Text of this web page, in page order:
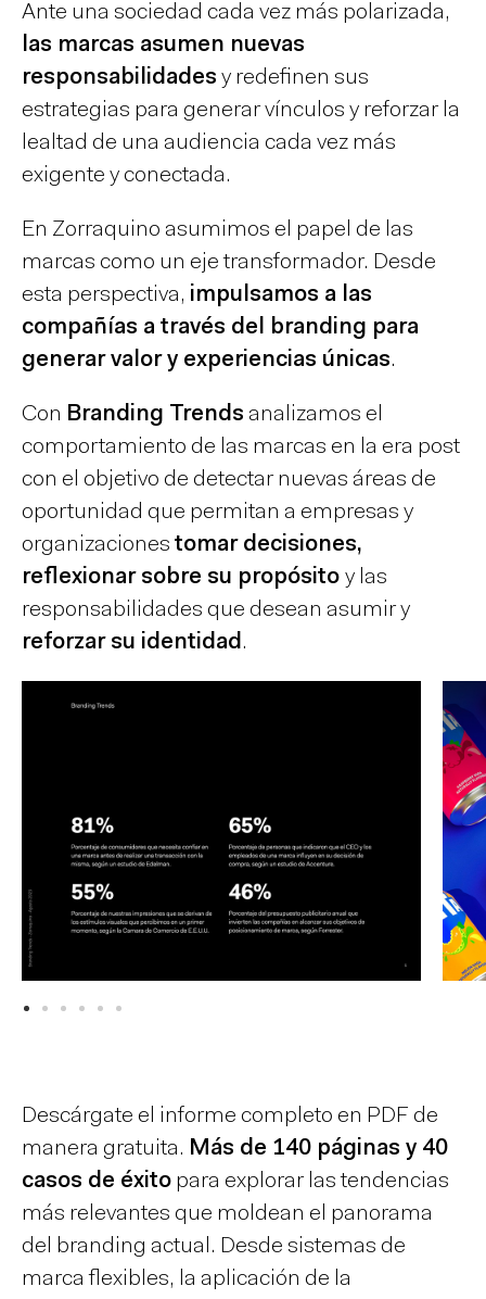
Ante una sociedad cada vez más polarizada,
las marcas asumen nuevas
responsabilidades y redefinen sus
estrategias para generar vínculos y reforzar la
lealtad de una audiencia cada vez más
exigente y conectada.
En Zorraquino asumimos el papel de las
marcas como un eje transformador. Desde
esta perspectiva, impulsamos a las
compañías a través del branding para
generar valor y experiencias únicas.
Con Branding Trends analizamos el
comportamiento de las marcas en la era post
con el objetivo de detectar nuevas áreas de
oportunidad que permitan a empresas y
organizaciones tomar decisiones,
reflexionar sobre su propósito y las
responsabilidades que desean asumir y
reforzar su identidad .
Descárgate el informe completo en PDF de
manera gratuita. Más de 140 páginas y 40
casos de éxito para explorar las tendencias
más relevantes que moldean el panorama
del branding actual. Desde sistemas de
marca flexibles, la aplicación de la